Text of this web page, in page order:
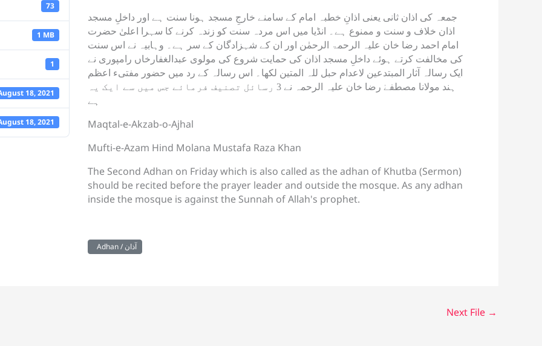
at
73
1 MB
1
18, 2021
18, 2021
جمعہ کی اذان ثانی یعنی اذانِ خطبہ امام کے سامنے خارجِ مسجد ہونا سنت ہے اور داخلِ مسجد
اذان خلاف و سنت و ممنوع ہے۔ انڈیا میں اس مردہ سنت کو زندہ کرنے کا سہرا اعلیٰ حضرت
امام احمد رضا خان علیہ الرحمۃ الرحمٰن اور ان کے شہزادگان کے سر ہے۔ وہابیہ نے اس سنت
کی مخالفت کرتے ہوئے داخلِ مسجد اذان کی حمایت شروع کی مولوی عبدالغفارخاں رامپوری نے
ایک رسالہ آثار المبتدعین لاعدام حبل للہ المتین لکھا۔ اس رسالہ کے رد میں حضور مفتیء اعظم
ہند مولانا مصطفےٰ رضا خان علیہ الرحمہ نے 3 رسائل تصنیف فرمائے جس میں سے ایک یہ
ہے
Maqtal-e-Akzab-o-Ajhal
Mufti-e-Azam Hind Molana Mustafa Raza Khan
The Second Adhan on Friday which is also called as the adhan of Khutba (Sermon)
should be recited before the prayer leader and outside the mosque. As any adhan
inside the mosque is against the Sunnah of Allah's prophet.
Adhan / آذان
Next File →